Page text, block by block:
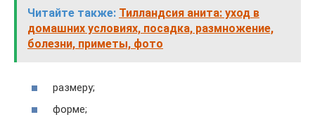
Читайте также: Тилландсия анита: уход в
домашних условиях, посадка, размножение,
болезни, приметы, фото
размеру;
форме;